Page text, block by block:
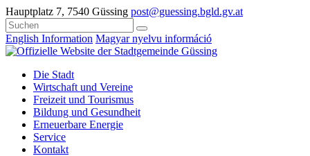
Hauptplatz 7, 7540 Güssing post@guessing.bgld.gv.at
English Information Magyar nyelvu információ
Die Stadt
Wirtschaft und Vereine
Freizeit und Tourismus
Bildung und Gesundheit
Erneuerbare Energie
Service
Kontakt